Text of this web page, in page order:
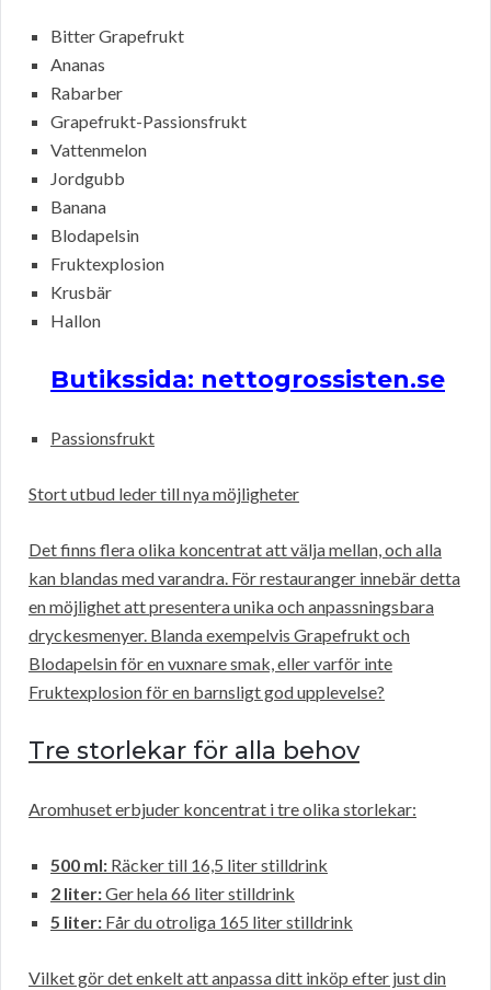
Bitter Grapefrukt
Ananas
Rabarber
Grapefrukt-Passionsfrukt
Vattenmelon
Jordgubb
Banana
Blodapelsin
Fruktexplosion
Krusbär
Hallon
Butikssida: nettogrossisten.se
Passionsfrukt
Stort utbud leder till nya möjligheter
Det finns flera olika koncentrat att välja mellan, och alla
kan blandas med varandra. För restauranger innebär detta
en möjlighet att presentera unika och anpassningsbara
dryckesmenyer. Blanda exempelvis Grapefrukt och
Blodapelsin för en vuxnare smak, eller varför inte
Fruktexplosion för en barnsligt god upplevelse?
Tre storlekar för alla behov
Aromhuset erbjuder koncentrat i tre olika storlekar:
500 ml: Räcker till 16,5 liter stilldrink
2 liter:Ger hela 66 liter stilldrink
5 liter: Får du otroliga 165 liter stilldrink
Vilket gör det enkelt att anpassa ditt inköp efter just din